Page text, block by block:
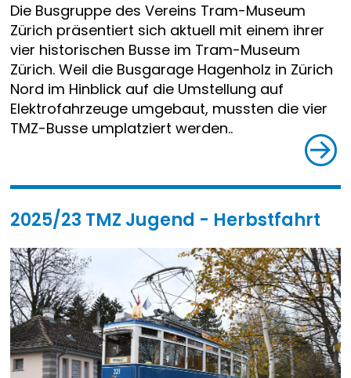
Die Busgruppe des Vereins Tram-Museum
Zürich präsentiert sich aktuell mit einem ihrer
vier historischen Busse im Tram-Museum
Zürich. Weil die Busgarage Hagenholz in Zürich
Nord im Hinblick auf die Umstellung auf
Elektrofahrzeuge umgebaut, mussten die vier
TMZ-Busse umplatziert werden..
2025/23 TMZ Jugend - Herbstfahrt